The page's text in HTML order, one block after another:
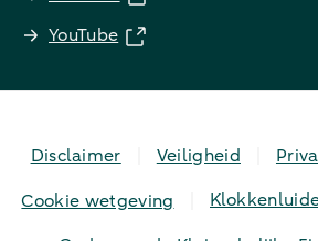
YouTube
Disclaimer Veiligheid
Cookie wetgeving